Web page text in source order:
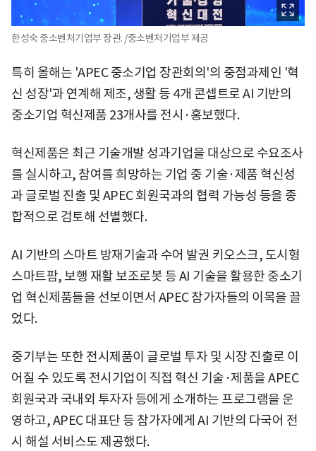
한성숙 중소벤처기업부 장관. /중소벤처기업부 제공
특히 올해는 'APEC 중소기업 장관회의'의 중점과제인 '혁
신 성장'과 연계해 제조, 생활 등 4개 콘셉트로 AI 기반의
중소기업 혁신제품 23개사를 전시·홍보했다.
혁신제품은 최근 기술개발 성과기업을 대상으로 수요조사
를 실시하고, 참여를 희망하는 기업 중 기술·제품 혁신성
과 글로벌 진출 및 APEC 회원국과의 협력 가능성 등을 종
합적으로 검토해 선별했다.
AI 기반의 스마트 방재기술과 수어 발권 키오스크, 도시형
스마트팜, 보행 재활 보조로봇 등 AI 기술을 활용한 중소기
업 혁신제품들을 선보이면서 APEC 참가자들의 이목을 끌
었다.
중기부는 또한 전시제품이 글로벌 투자 및 시장 진출로 이
어질 수 있도록 전시기업이 직접 혁신 기술·제품을 APEC
회원국과 국내외 투자자 등에게 소개하는 프로그램을 운
영하고, APEC 대표단 등 참가자에게 AI 기반의 다국어 전
시 해설 서비스도 제공했다.